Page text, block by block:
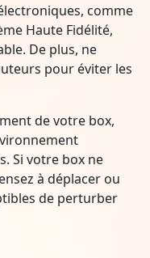
comme
Haute Fidélité,
De plus, ne
pour éviter les
de votre box,
Si votre box ne
à déplacer ou
de perturber